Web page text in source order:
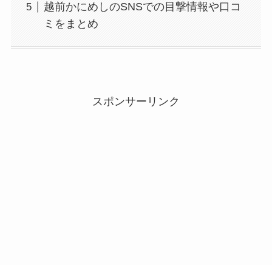
越前かにめしのSNSでの目撃情報や口コ
ミをまとめ
スポンサーリンク